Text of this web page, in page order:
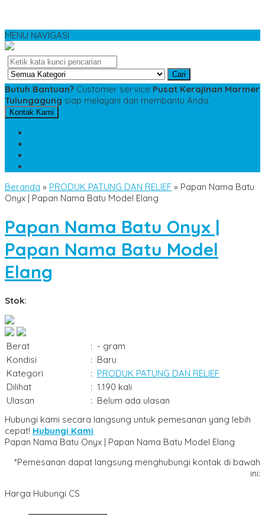
MENU NAVIGASI
Cari
Butuh Bantuan? Customer service Pusat Kerajinan Marmer
Tulungagung siap melayani dan membantu Anda.
Kontak Kami
Beranda » PRODUK PATUNG DAN RELIEF » Papan Nama Batu
Onyx | Papan Nama Batu Model Elang
Papan Nama Batu Onyx |
Papan Nama Batu Model
Elang
Stok:
Berat : - gram
Kondisi
: Baru
Kategori
: PRODUK PATUNG DAN RELIEF
Dilihat
: 1.190 kali
Ulasan
: Belum ada ulasan
Hubungi kami secara langsung untuk pemesanan yang lebih
cepat! Hubungi Kami
Papan Nama Batu Onyx | Papan Nama Batu Model Elang
*Pemesanan dapat langsung menghubungi kontak di bawah
ini:
Harga Hubungi CS